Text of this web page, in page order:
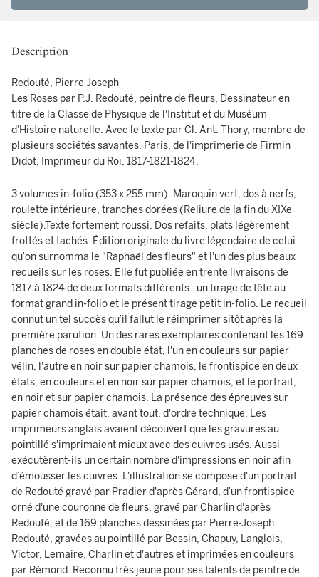
Description
Redouté, Pierre Joseph
Les Roses par P.J. Redouté, peintre de fleurs, Dessinateur en
titre de la Classe de Physique de l'Institut et du Muséum
d'Histoire naturelle. Avec le texte par Cl. Ant. Thory, membre de
plusieurs sociétés savantes. Paris, de l'imprimerie de Firmin
Didot, Imprimeur du Roi, 1817-1821-1824.
3 volumes in-folio (353 x 255 mm). Maroquin vert, dos à nerfs,
roulette intérieure, tranches dorées (Reliure de la fin du XIXe
siècle).Texte fortement roussi. Dos refaits, plats légèrement
frottés et tachés. Édition originale du livre légendaire de celui
qu’on surnomma le "Raphaël des fleurs" et l'un des plus beaux
recueils sur les roses. Elle fut publiée en trente livraisons de
1817 à 1824 de deux formats différents : un tirage de tête au
format grand in-folio et le présent tirage petit in-folio. Le recueil
connut un tel succès qu’il fallut le réimprimer sitôt après la
première parution. Un des rares exemplaires contenant les 169
planches de roses en double état, l'un en couleurs sur papier
vélin, l'autre en noir sur papier chamois, le frontispice en deux
états, en couleurs et en noir sur papier chamois, et le portrait,
en noir et sur papier chamois. La présence des épreuves sur
papier chamois était, avant tout, d'ordre technique. Les
imprimeurs anglais avaient découvert que les gravures au
pointillé s'imprimaient mieux avec des cuivres usés. Aussi
exécutèrent-ils un certain nombre d'impressions en noir afin
d’émousser les cuivres. L'illustration se compose d'un portrait
de Redouté gravé par Pradier d'après Gérard, d’un frontispice
orné d'une couronne de fleurs, gravé par Charlin d'après
Redouté, et de 169 planches dessinées par Pierre-Joseph
Redouté, gravées au pointillé par Bessin, Chapuy, Langlois,
Victor, Lemaire, Charlin et d'autres et imprimées en couleurs
par Rémond. Reconnu très jeune pour ses talents de peintre de